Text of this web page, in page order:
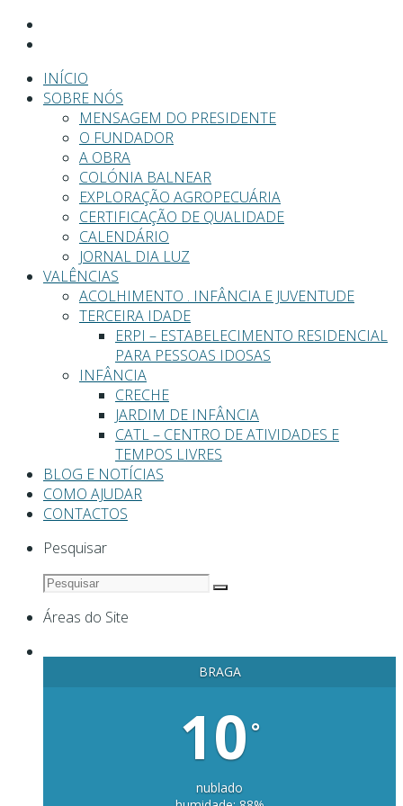
INÍCIO
SOBRE NÓS
MENSAGEM DO PRESIDENTE
O FUNDADOR
A OBRA
COLÓNIA BALNEAR
EXPLORAÇÃO AGROPECUÁRIA
CERTIFICAÇÃO DE QUALIDADE
CALENDÁRIO
JORNAL DIA LUZ
VALÊNCIAS
ACOLHIMENTO . INFÂNCIA E JUVENTUDE
TERCEIRA IDADE
ERPI – ESTABELECIMENTO RESIDENCIAL
PARA PESSOAS IDOSAS
INFÂNCIA
CRECHE
JARDIM DE INFÂNCIA
CATL – CENTRO DE ATIVIDADES E
TEMPOS LIVRES
BLOG E NOTÍCIAS
COMO AJUDAR
CONTACTOS
Pesquisar
Áreas do Site
BRAGA
10 °
nublado